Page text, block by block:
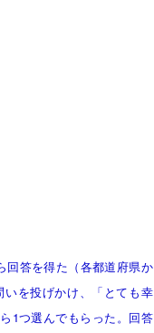
回答を得た（各都道府県か
を投げかけ、「とても幸
1つ選んでもらった。回答